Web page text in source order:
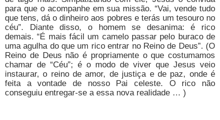
para que o acompanhe em sua missão. “Vai, vende tudo
que tens, dá o dinheiro aos pobres e terás um tesouro no
céu”. Diante disso, o homem se desanima: é rico
demais. “É mais fácil um camelo passar pelo buraco de
uma agulha do que um rico entrar no Reino de Deus”. (O
Reino de Deus não é propriamente o que costumamos
chamar de “Céu”; é o modo de viver que Jesus veio
instaurar, o reino de amor, de justiça e de paz, onde é
feita a vontade de nosso Pai celeste. O rico não
conseguiu entregar-se a essa nova realidade … )